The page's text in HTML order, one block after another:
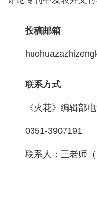
投稿邮箱
联系方式
《火花》编辑部
0351-3907191
联系人：王老师（